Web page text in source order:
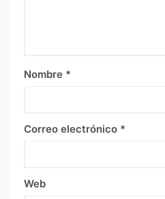
Nombre *
Correo electrónico *
Web